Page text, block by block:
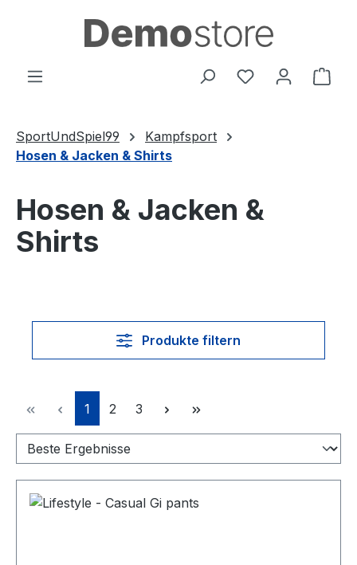
Zum Hauptinhalt springen
Du hast 0
SportUndSpiel99
Kampfsport
Hosen & Jacken & Shirts
Hosen & Jacken &
Shirts
Produkte filtern
Seite
1 Seite
2 Seite
3